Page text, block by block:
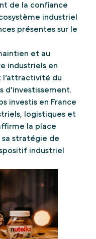
de la confiance
industriel
présentes sur le
et au
industriels en
du
investis en France
logistiques et
la place
sa stratégie de
industriel